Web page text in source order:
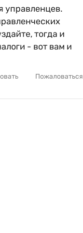
управленцев.
тогда и
- вот вам и
Пожаловаться